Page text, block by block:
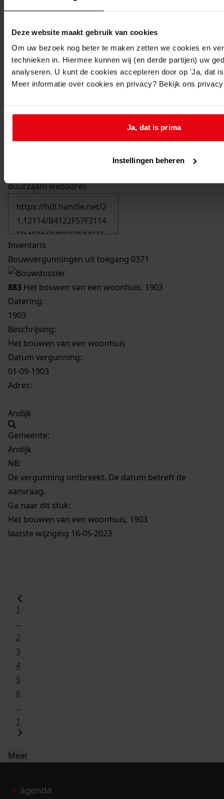
Deze website maakt gebruik van cookies
Om uw bezoek nog beter te maken zetten we cookies en
technieken in. Hiermee kunnen wij (en derde partijen) uw
analyseren. U kunt de cookies accepteren door op 'Ja, dat
Meer informatie over cookies en privacy? Bekijk ons
Ja, dat is prima
Instellingen beheren
duurzaam webadres
Inventaris
Bouwvergunningen uit toegang 0371
883 Het bouwen van een woonhuis, 1903
Datering:
1903
Beschrijving:
Het bouwen van een woonhuis
Datum vergunning:
01-09-1903
Adres:
Andijk
Gemeente:
Andijk
NB:
De vergunning ontbreekt. De datum betreft de
aanvraag.
Ga naar dit stuk:
Het bouwen van een woonhuis, 1903
laatste wijziging 16-05-2023
1
...
2
3
4
5
6
...
1
Meer
agenda